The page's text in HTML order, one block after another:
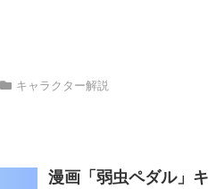
キャラクター解説
漫画「弱虫ペダル」